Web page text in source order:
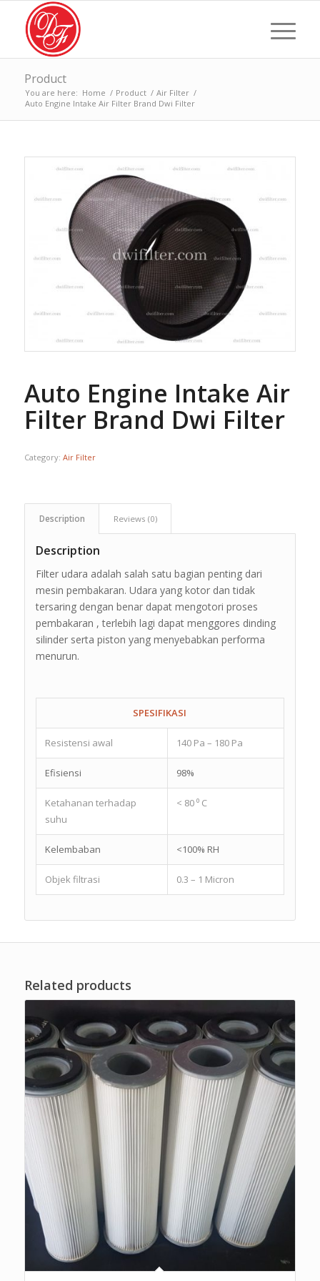
Product
You are here: Home / Product / Air Filter /
Auto Engine Intake Air Filter Brand Dwi Filter
Auto Engine Intake Air
Filter Brand Dwi Filter
Category: Air Filter
Description Reviews (0)
Description
Filter udara adalah salah satu bagian penting dari
mesin pembakaran. Udara yang kotor dan tidak
tersaring dengan benar dapat mengotori proses
pembakaran , terlebih lagi dapat menggores dinding
silinder serta piston yang menyebabkan performa
menurun.
SPESIFIKASI
Resistensi awal 140 Pa – 180 Pa
Efisiensi 98%
Ketahanan terhadap
suhu
< 80 ⁰ C
Kelembaban <100% RH
Objek filtrasi 0.3 – 1 Micron
Related products